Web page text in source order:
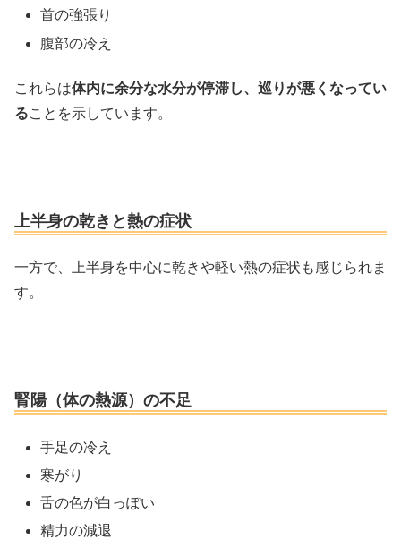
首の強張り
腹部の冷え
これらは体内に余分な水分が停滞し、巡りが悪くなってい
ることを示しています。
上半身の乾きと熱の症状
一方で、上半身を中心に乾きや軽い熱の症状も感じられま
す。
腎陽（体の熱源）の不足
手足の冷え
寒がり
舌の色が白っぽい
精力の減退